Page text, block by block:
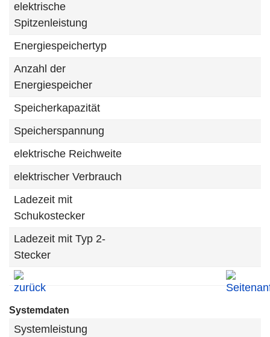
elektrische
Spitzenleistung
Energiespeichertyp
Anzahl der
Energiespeicher
Speicherkapazität
Speicherspannung
elektrische Reichweite
elektrischer Verbrauch
Ladezeit mit
Schukostecker
Ladezeit mit Typ 2-
Stecker
Systemdaten
Systemleistung